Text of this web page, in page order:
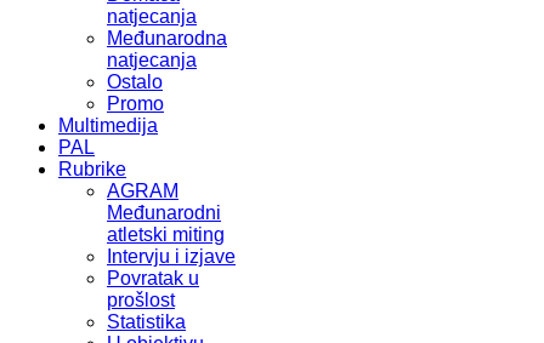
natjecanja
Međunarodna
natjecanja
Ostalo
Promo
Multimedija
PAL
Rubrike
AGRAM
Međunarodni
atletski miting
Intervju i izjave
Povratak u
prošlost
Statistika